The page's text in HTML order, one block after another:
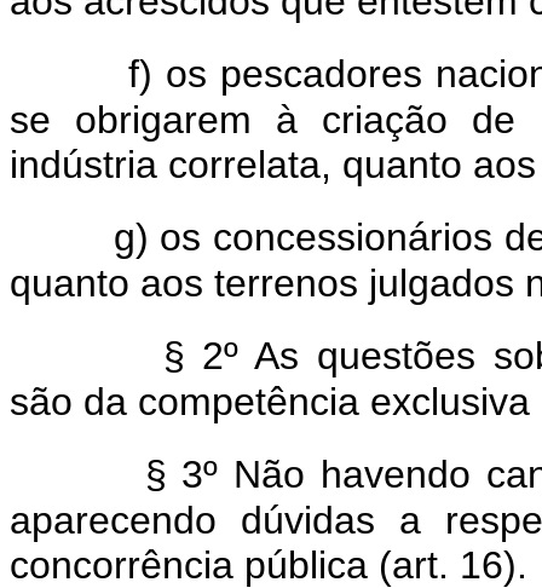
f) os pescadores
se obrigarem à criação de
indústria correlata, quanto
g) os concessionários
quanto aos terrenos julgados
§ 2º As questões
são da competência
§ 3º Não havendo
aparecendo dúvidas a
concorrência pública (art. 16).